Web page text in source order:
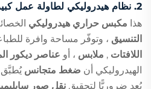
2. نظام هيدروليكي لطاولة عمل
هذا مكبس حراري هيدروليكي
التنسيق ، وتوفّر مساحة وافرة
اللافتات , ملابس ، أو عناصر ديكور
الهيدروليكي أن ضغط متجانسيُطبَّق
يُعد ضروريًّا لتحقيق نقل صور